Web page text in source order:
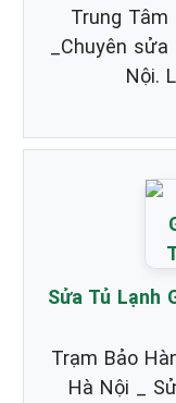
Trung Tâm
_Chuyên
Nội.
Sửa Tủ Lạnh
Trạm Bảo
Hà Nội _